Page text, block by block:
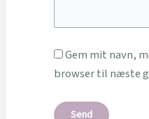
Gem mit navn,
browser til næste